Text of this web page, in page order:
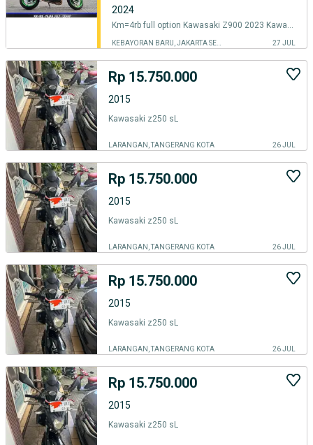
2024
Km=4rb full option Kawasaki Z900 2023 Kawasaki ZR900f 2023 Z 900 2023
27 JUL
Rp 15.750.000
2015
Kawasaki z250 sL
LARANGAN, TANGERANG KOTA 26 JUL
Rp 15.750.000
2015
Kawasaki z250 sL
LARANGAN, TANGERANG KOTA 26 JUL
Rp 15.750.000
2015
Kawasaki z250 sL
LARANGAN, TANGERANG KOTA 26 JUL
Rp 15.750.000
2015
Kawasaki z250 sL